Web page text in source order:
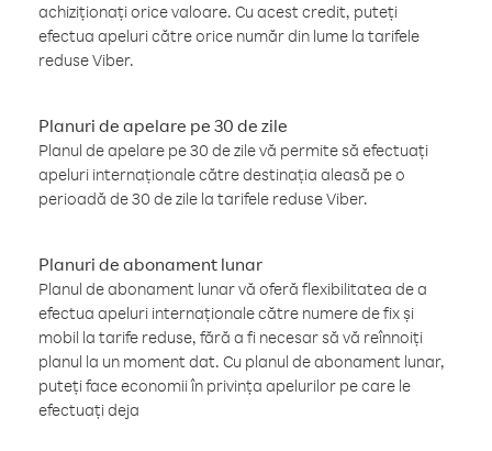
achiziționați orice valoare. Cu acest credit, puteți
efectua apeluri către orice număr din lume la tarifele
reduse Viber.
Planuri de apelare pe 30 de zile
Planul de apelare pe 30 de zile vă permite să efectuați
apeluri internaționale către destinația aleasă pe o
perioadă de 30 de zile la tarifele reduse Viber.
Planuri de abonament lunar
Planul de abonament lunar vă oferă flexibilitatea de a
efectua apeluri internaționale către numere de fix și
mobil la tarife reduse, fără a fi necesar să vă reînnoiți
planul la un moment dat. Cu planul de abonament lunar,
puteți face economii în privința apelurilor pe care le
efectuați deja